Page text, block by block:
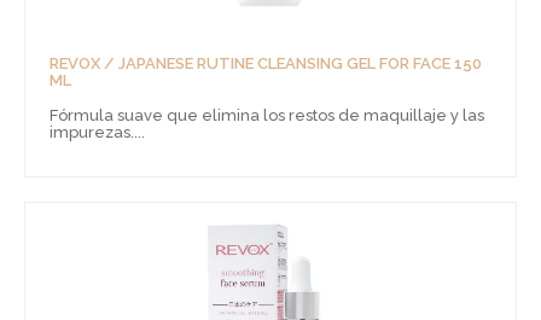
REVOX / JAPANESE RUTINE CLEANSING GEL FOR FACE 150
ML
Fórmula suave que elimina los restos de maquillaje y las
impurezas....